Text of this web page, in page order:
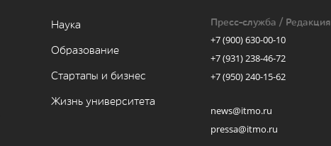
Наука
Образование
Стартапы и бизнес
Жизнь университета
Пресс-служба / Редакция
+7 (900) 630-00-10
+7 (931) 238-46-72
+7 (950) 240-15-62
news@itmo.ru
pressa@itmo.ru